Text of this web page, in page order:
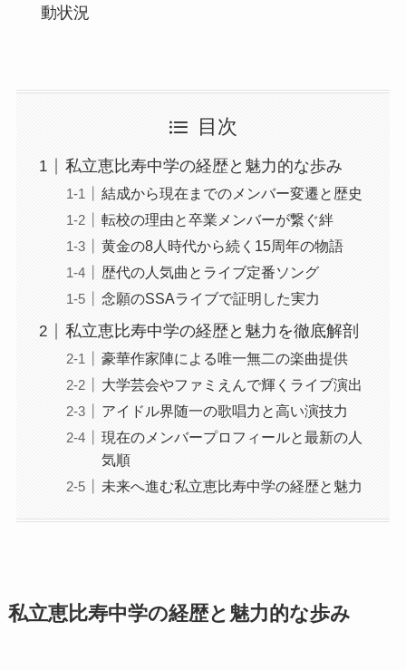
動状況
目次
私立恵比寿中学の経歴と魅力的な歩み
結成から現在までのメンバー変遷と歴史
転校の理由と卒業メンバーが繋ぐ絆
黄金の8人時代から続く15周年の物語
歴代の人気曲とライブ定番ソング
念願のSSAライブで証明した実力
私立恵比寿中学の経歴と魅力を徹底解剖
豪華作家陣による唯一無二の楽曲提供
大学芸会やファミえんで輝くライブ演出
アイドル界随一の歌唱力と高い演技力
現在のメンバープロフィールと最新の人
気順
未来へ進む私立恵比寿中学の経歴と魅力
私立恵比寿中学の経歴と魅力的な歩み